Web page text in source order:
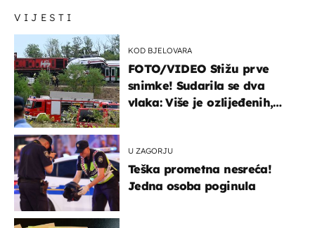
VIJESTI
KOD BJELOVARA
FOTO/VIDEO Stižu prve
snimke! Sudarila se dva
vlaka: Više je ozlijeđenih,
U ZAGORJU
Teška prometna nesreća!
Jedna osoba poginula